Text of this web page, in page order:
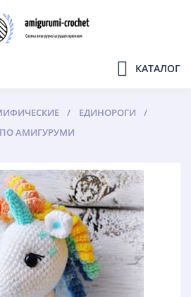
КАТАЛОГ
ЕДИНОРОГИ
АМИГУРУМИ